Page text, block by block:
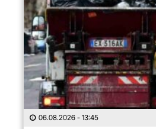
06.08.2026 - 13:45